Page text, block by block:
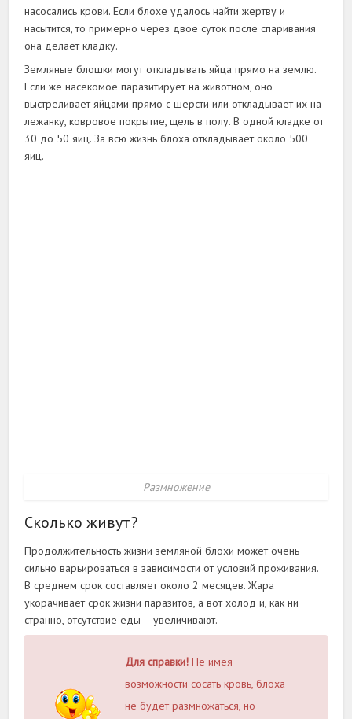
насосались крови. Если блохе удалось найти жертву и
насытится, то примерно через двое суток после спаривания
она делает кладку.
Земляные блошки могут откладывать яйца прямо на землю.
Если же насекомое паразитирует на животном, оно
выстреливает яйцами прямо с шерсти или откладывает их на
лежанку, ковровое покрытие, щель в полу. В одной кладке от
30 до 50 яиц. За всю жизнь блоха откладывает около 500
яиц.
Размножение
Сколько живут?
Продолжительность жизни земляной блохи может очень
сильно варьироваться в зависимости от условий проживания.
В среднем срок составляет около 2 месяцев. Жара
укорачивает срок жизни паразитов, а вот холод и, как ни
странно, отсутствие еды – увеличивают.
Для справки! Не имея
возможности сосать кровь, блоха
не будет размножаться, но